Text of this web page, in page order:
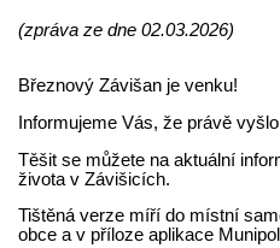
(zpráva ze dne 02.03.2026)
Březnový Závišan je venku!
Informujeme Vás, že právě
Těšit se můžete na aktuální
života v Závišicích.
Tištěná verze míří do místní
obce a v příloze aplikace